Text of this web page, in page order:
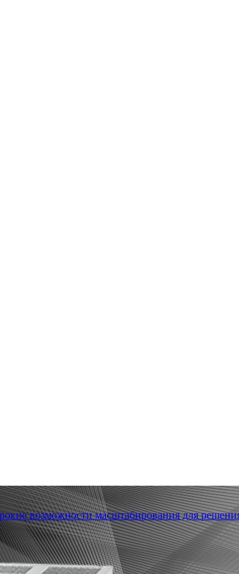
возможности масштабирования для